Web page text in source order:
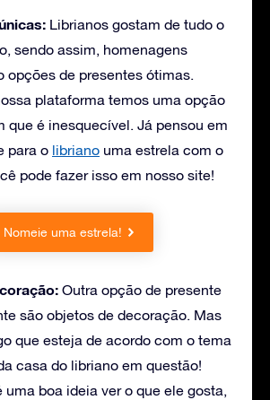
Librianos gostam de tudo o
sendo assim, homenagens
opções de presentes ótimas.
plataforma temos uma opção
que é inesquecível. Já pensou em
para o libriano uma estrela com o
pode fazer isso em nosso site!
Nomeie uma estrela!
Outra opção de presente
são objetos de decoração. Mas
que esteja de acordo com o tema
casa do libriano em questão!
uma boa ideia ver o que ele gosta,